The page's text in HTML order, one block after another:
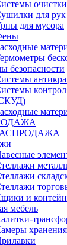
очистки
для рук
для мусора
безопасности
и
мебель
хранения